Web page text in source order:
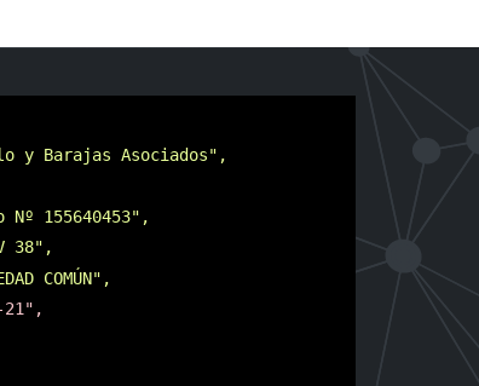
y Barajas Asociados",
Nº 155640453",
38",
COMÚN",
21",